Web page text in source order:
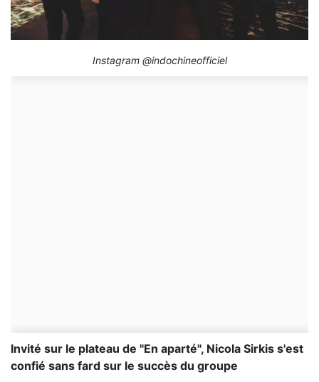
Instagram @indochineofficiel
Invité sur le plateau de "En aparté", Nicola Sirkis s'est
confié sans fard sur le succès du groupe